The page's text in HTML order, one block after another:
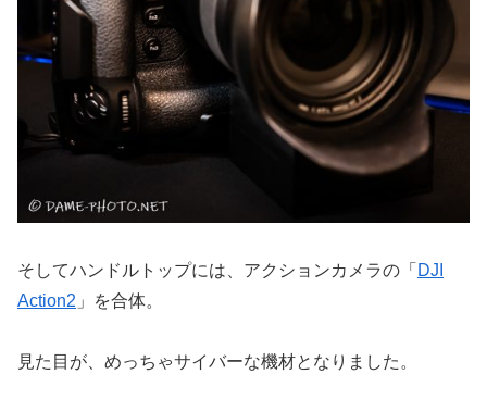
そしてハンドルトップには、アクションカメラの「 DJI
Action2 」を合体。
見た目が、めっちゃサイバーな機材となりました。